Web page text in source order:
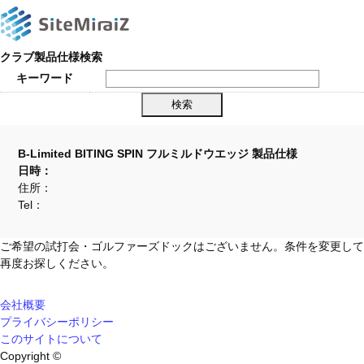
クラブ製品仕様検索
キーワード
B-Limited BITING SPIN フルミルドウエッジ 製品仕様
日時：
住所：
Tel：
ご希望の試打会・ゴルファーズドックはございません。条件を変更して
再度お探しください。
会社概要
プライバシーポリシー
このサイトについて
Copyright ©